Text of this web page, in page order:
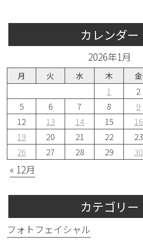
カレンダー
2026年1月
月 火 水 木 金
1 2
5
6 7 8 9
12
13 14 15 16
19
20 21 22 23
26
27 28 29 30
« 12月
カテゴリー
フォトフェイシャル